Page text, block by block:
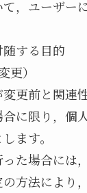
，ユーザー
随する目的
更）
更前と関連
に限り，個
ます。
た場合には
方法により